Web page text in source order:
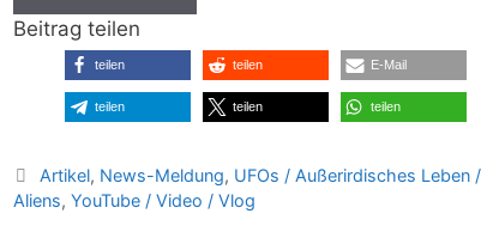
Beitrag teilen
teilen teilen E-Mail
teilen teilen teilen
Kategorien
Artikel, News-Meldung, UFOs / Außerirdisches Leben /
Aliens, YouTube / Video / Vlog